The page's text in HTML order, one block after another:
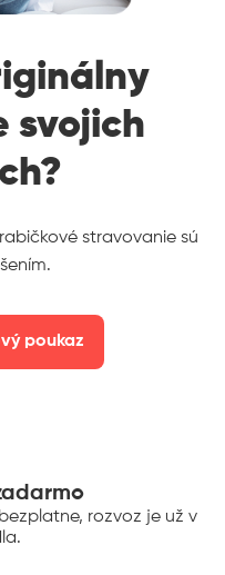
svojich
stravovanie sú
poukaz
rozvoz je už v